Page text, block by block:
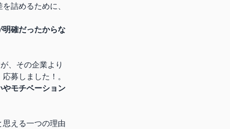
詰めるために、
確だったからな
、その企業より
募しました！。
モチベーション
える一つの理由